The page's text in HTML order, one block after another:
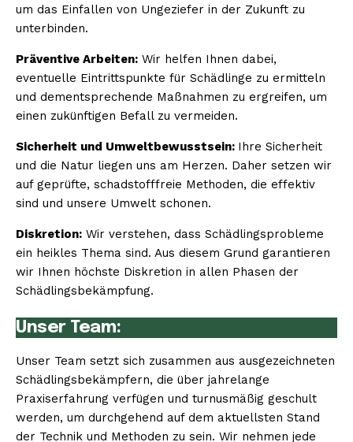
um das Einfallen von Ungeziefer in der Zukunft zu
unterbinden.
Präventive Arbeiten: Wir helfen Ihnen dabei,
eventuelle Eintrittspunkte für Schädlinge zu ermitteln
und dementsprechende Maßnahmen zu ergreifen, um
einen zukünftigen Befall zu vermeiden.
Sicherheit und Umweltbewusstsein: Ihre Sicherheit
und die Natur liegen uns am Herzen. Daher setzen wir
auf geprüfte, schadstofffreie Methoden, die effektiv
sind und unsere Umwelt schonen.
Diskretion: Wir verstehen, dass Schädlingsprobleme
ein heikles Thema sind. Aus diesem Grund garantieren
wir Ihnen höchste Diskretion in allen Phasen der
Schädlingsbekämpfung.
Unser Team:
Unser Team setzt sich zusammen aus ausgezeichneten
Schädlingsbekämpfern, die über jahrelange
Praxiserfahrung verfügen und turnusmäßig geschult
werden, um durchgehend auf dem aktuellsten Stand
der Technik und Methoden zu sein. Wir nehmen jede